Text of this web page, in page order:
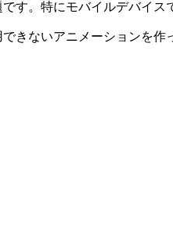
す。特にモバイルデバイス
ないアニメーションを作